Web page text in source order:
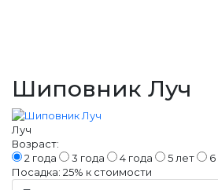
Шиповник Луч
Луч
Возраст:
2 года
3 года 4 года 5 лет 6
Посадка: 25% к стоимости